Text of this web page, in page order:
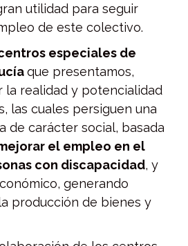
utilidad para seguir
de este colectivo.
especiales de
que presentamos,
la realidad y potencialidad
las cuales persiguen una
de carácter social, basada
el empleo en el
con discapacidad, y
generando
producción de bienes y